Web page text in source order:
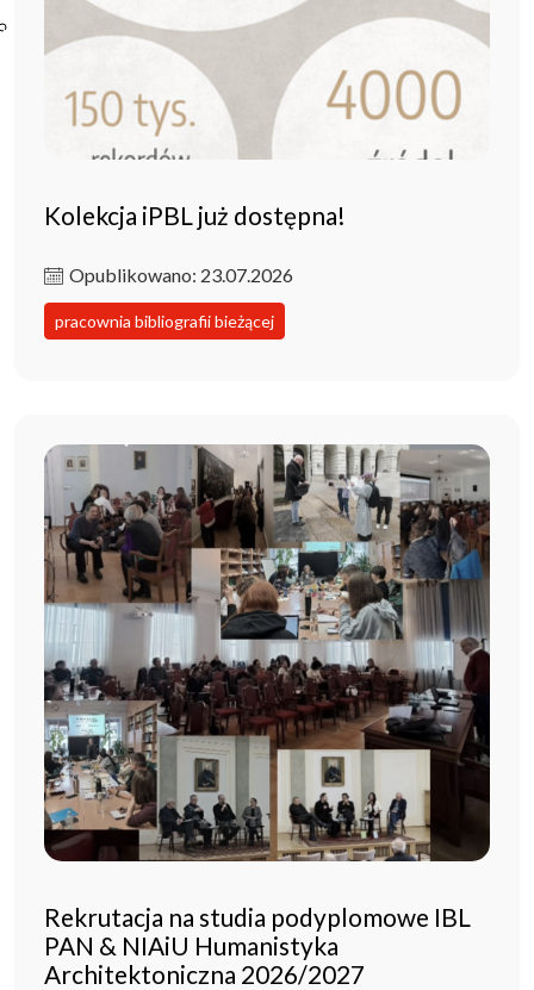
Poczta ibl.waw.pl
Kontakt
Kolekcja iPBL już dostępna!
Opublikowano: 23.07.2026
pracownia bibliografii bieżącej
Rekrutacja na studia podyplomowe IBL
PAN & NIAiU Humanistyka
Architektoniczna 2026/2027